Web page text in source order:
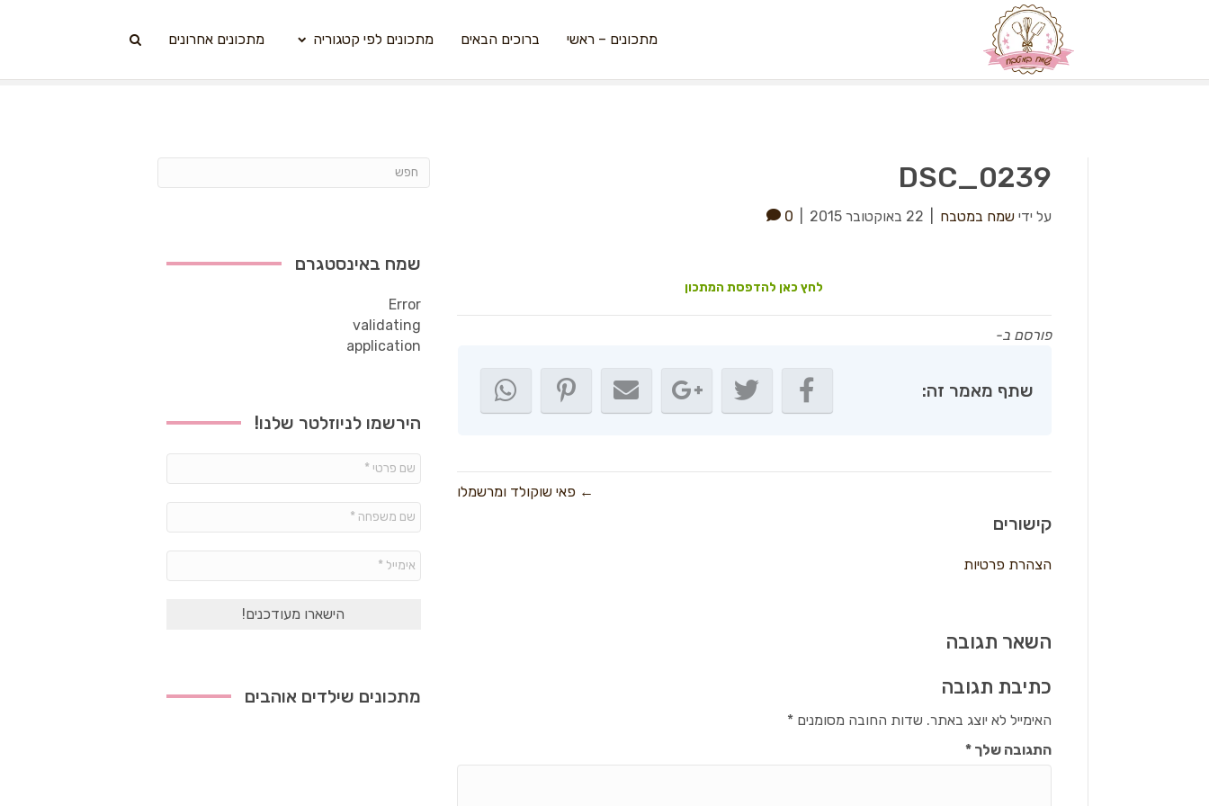
מתכונים – ראשי ברוכים הבאים מתכונים לפי קטגוריה מתכונים אחרונים
DSC_0239
על ידי שמח במטבח 22 באוקטובר 2015 0
לחץ כאן להדפסת המתכון
פורסם ב-
שתף מאמר זה:
← פאי שוקולד ומרשמלו
קישורים
הצהרת פרטיות
השאר תגובה
כתיבת תגובה
האימייל לא יוצג באתר. שדות החובה מסומנים*
התגובה שלך*
שמח באינסטגרם
Error
validating
application
הירשמו לניוזלטר שלנו!
פרטי
משפחה
*
מתכונים שילדים אוהבים